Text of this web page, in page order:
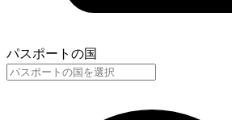
パスポートの国